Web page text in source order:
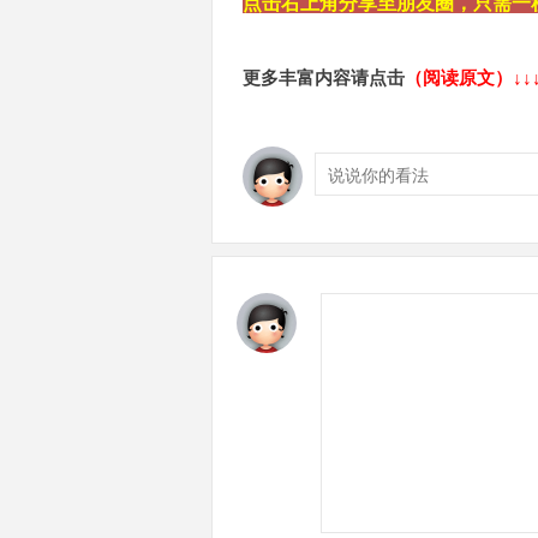
更多丰富内容请点击 （阅读原文） ↓↓↓